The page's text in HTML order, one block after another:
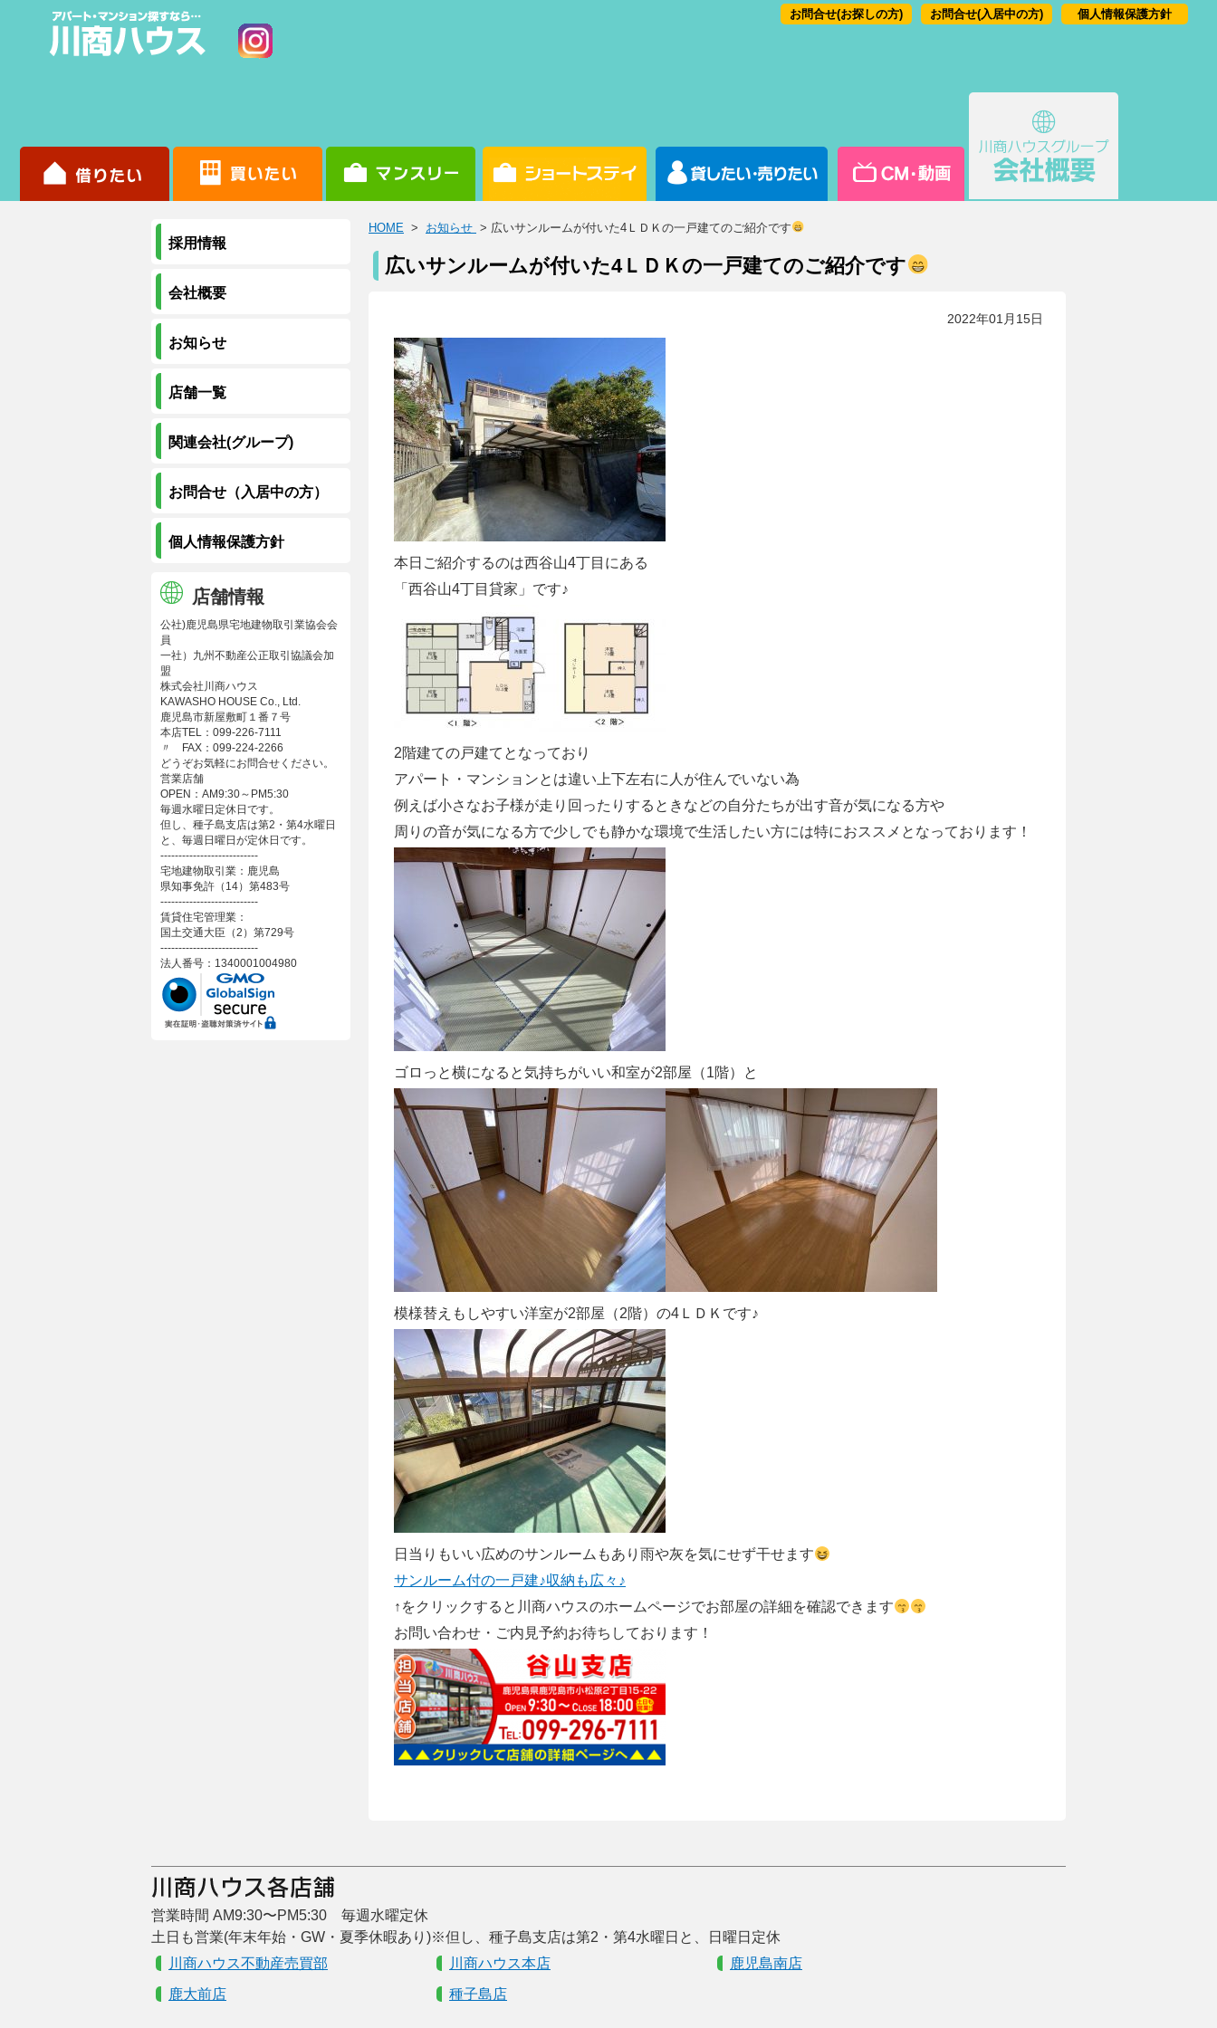
個人情報保護方針
お問合せ(入居中の方)
お問合せ(お探しの方)
HOME > お知らせ > 広いサンルームが付いた4ＬＤＫの一戸建てのご紹介です
広いサンルームが付いた4ＬＤＫの一戸建てのご紹介です
2022年01月15日
本日ご紹介するのは西谷山4丁目にある
「西谷山4丁目貸家」です♪
2階建ての戸建てとなっており
アパート・マンションとは違い上下左右に人が住んでいない為
例えば小さなお子様が走り回ったりするときなどの自分たちが出す音が気になる方や
周りの音が気になる方で少しでも静かな環境で生活したい方には特におススメとなっております！
ゴロっと横になると気持ちがいい和室が2部屋（1階）と
模様替えもしやすい洋室が2部屋（2階）の4ＬＤＫです♪
日当りもいい広めのサンルームもあり雨や灰を気にせず干せます
サンルーム付の一戸建♪収納も広々♪
↑をクリックすると川商ハウスのホームページでお部屋の詳細を確認できます
お問い合わせ・ご内見予約お待ちしております！
採用情報
会社概要
お知らせ
店舗一覧
関連会社(グループ)
お問合せ（入居中の方）
個人情報保護方針
店舗情報
公社)鹿児島県宅地建物取引業協会会
員
一社）九州不動産公正取引協議会加
盟
株式会社川商ハウス
KAWASHO HOUSE Co., Ltd.
鹿児島市新屋敷町１番７号
本店TEL：099-226-7111
〃 FAX：099-224-2266
どうぞお気軽にお問合せください。
営業店舗
OPEN：AM9:30～PM5:30
毎週水曜日定休日です。
但し、種子島支店は第2・第4水曜日
と、毎週日曜日が定休日です。
---------------------------
宅地建物取引業：鹿児島
県知事免許（14）第483号
---------------------------
賃貸住宅管理業：
国土交通大臣（2）第729号
---------------------------
法人番号：1340001004980
営業時間 AM9:30〜PM5:30 毎週水曜定休
土日も営業(年末年始・GW・夏季休暇あり)※但し、種子島支店は第2・第4水曜日と、日曜日定休
川商ハウス不動産売買部
川商ハウス本店
鹿児島南店
鹿大前店
種子島店